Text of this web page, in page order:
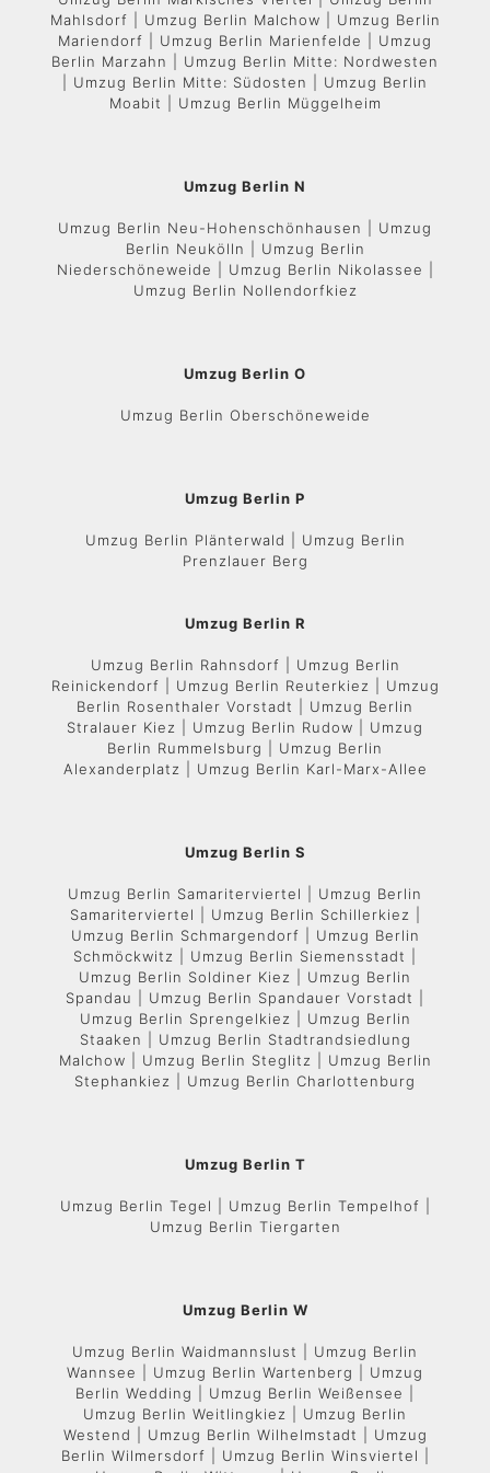
Mahlsdorf | Umzug Berlin Malchow | Umzug Berlin
Mariendorf | Umzug Berlin Marienfelde | Umzug
Berlin Marzahn | Umzug Berlin Mitte: Nordwesten
| Umzug Berlin Mitte: Südosten | Umzug Berlin
Moabit | Umzug Berlin Müggelheim
Umzug Berlin N
Umzug Berlin Neu-Hohenschönhausen | Umzug
Berlin Neukölln | Umzug Berlin
Niederschöneweide | Umzug Berlin Nikolassee |
Umzug Berlin Nollendorfkiez
Umzug Berlin O
Umzug Berlin Oberschöneweide
Umzug Berlin P
Umzug Berlin Plänterwald | Umzug Berlin
Prenzlauer Berg
Umzug Berlin R
Umzug Berlin Rahnsdorf | Umzug Berlin
Reinickendorf | Umzug Berlin Reuterkiez | Umzug
Berlin Rosenthaler Vorstadt | Umzug Berlin
Stralauer Kiez | Umzug Berlin Rudow | Umzug
Berlin Rummelsburg | Umzug Berlin
Alexanderplatz | Umzug Berlin Karl-Marx-Allee
Umzug Berlin S
Umzug Berlin Samariterviertel | Umzug Berlin
Samariterviertel | Umzug Berlin Schillerkiez |
Umzug Berlin Schmargendorf | Umzug Berlin
Schmöckwitz | Umzug Berlin Siemensstadt |
Umzug Berlin Soldiner Kiez | Umzug Berlin
Spandau | Umzug Berlin Spandauer Vorstadt |
Umzug Berlin Sprengelkiez | Umzug Berlin
Staaken | Umzug Berlin Stadtrandsiedlung
Malchow | Umzug Berlin Steglitz | Umzug Berlin
Stephankiez | Umzug Berlin Charlottenburg
Umzug Berlin T
Umzug Berlin Tegel | Umzug Berlin Tempelhof |
Umzug Berlin Tiergarten
Umzug Berlin W
Umzug Berlin Waidmannslust | Umzug Berlin
Wannsee | Umzug Berlin Wartenberg | Umzug
Berlin Wedding | Umzug Berlin Weißensee |
Umzug Berlin Weitlingkiez | Umzug Berlin
Westend | Umzug Berlin Wilhelmstadt | Umzug
Berlin Wilmersdorf | Umzug Berlin Winsviertel |